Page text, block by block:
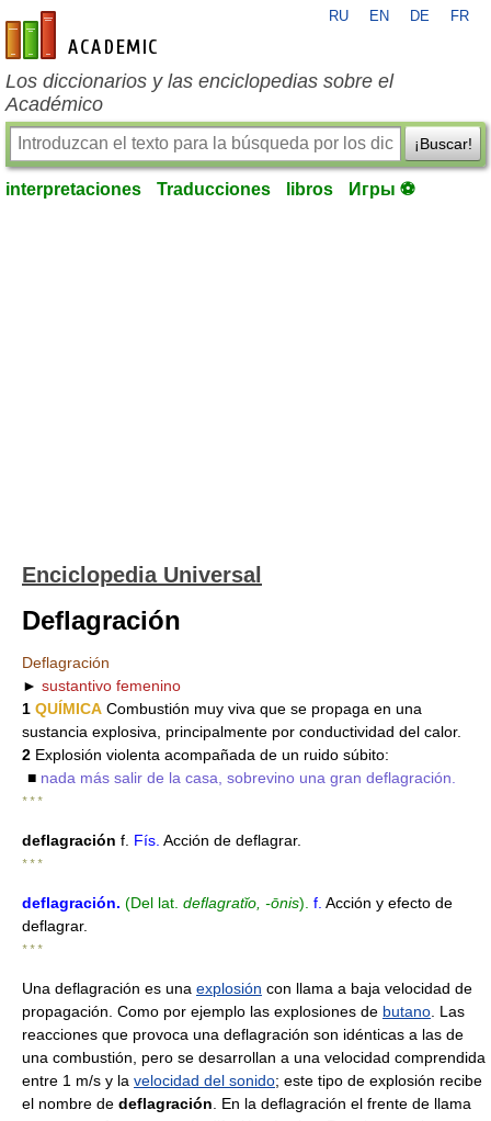
es-academic.com
RU EN DE FR
Los diccionarios y las enciclopedias sobre el
Académico
¡Buscar!
interpretaciones Traducciones libros Игры ⚽
Enciclopedia Universal
Deflagración
Deflagración
► sustantivo femenino
1 QUÍMICA Combustión muy viva que se propaga en una
sustancia explosiva, principalmente por conductividad del calor.
2 Explosión violenta acompañada de un ruido súbito:
■ nada más salir de la casa, sobrevino una gran deflagración.
* * *
deflagración f. Fís. Acción de deflagrar.
* * *
deflagración. (Del lat. deflagratĭo, -ōnis). f. Acción y efecto de
deflagrar.
* * *
Una deflagración es una explosión con llama a baja velocidad de
propagación. Como por ejemplo las explosiones de butano . Las
reacciones que provoca una deflagración son idénticas a las de
una combustión, pero se desarrollan a una velocidad comprendida
entre 1 m/s y la velocidad del sonido; este tipo de explosión recibe
el nombre de deflagración . En la deflagración el frente de llama